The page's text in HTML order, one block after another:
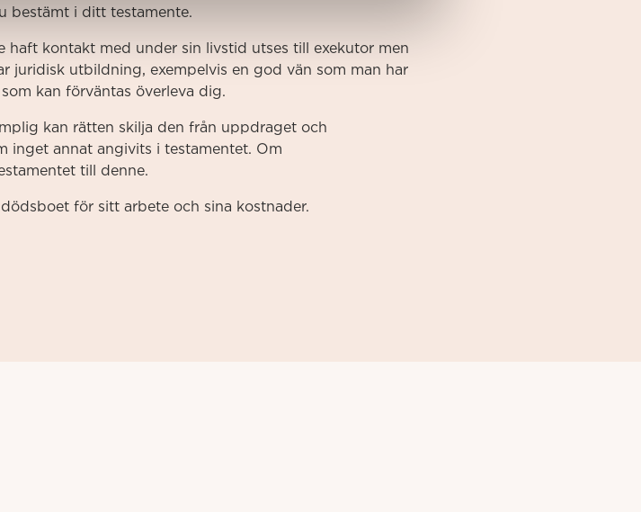
bestämt i ditt testamente.
haft kontakt med under sin livstid utses till exekutor men
juridisk utbildning, exempelvis en god vän som man har
kan förväntas överleva dig.
kan rätten skilja den från uppdraget och
inget annat angivits i testamentet. Om
till denne.
för sitt arbete och sina kostnader.